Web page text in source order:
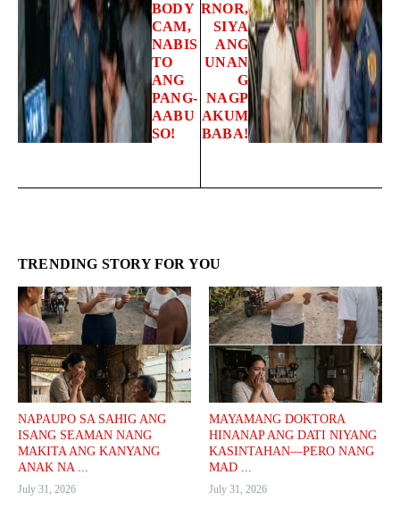
BODY
CAM,
NABIS
TO
ANG
PANG-
AABU
SO!
RNOR,
SIYA
ANG
UNAN
G
NAGP
AKUM
BABA!
TRENDING STORY FOR YOU
NAPAUPO SA SAHIG ANG
ISANG SEAMAN NANG
MAKITA ANG KANYANG
ANAK NA ...
July 31, 2026
MAYAMANG DOKTORA
HINANAP ANG DATI NIYANG
KASINTAHAN—PERO NANG
MAD ...
July 31, 2026